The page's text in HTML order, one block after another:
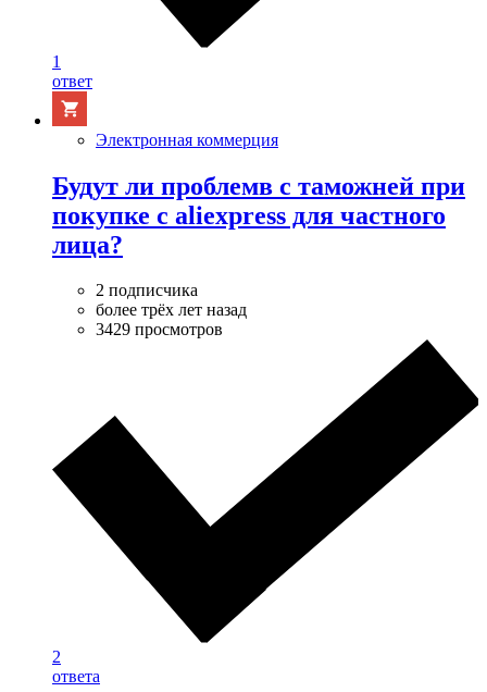
1
ответ
Электронная коммерция
Будут ли проблемв с таможней при
покупке с aliexpress для частного
лица?
2 подписчика
более трёх лет назад
3429 просмотров
2
ответа